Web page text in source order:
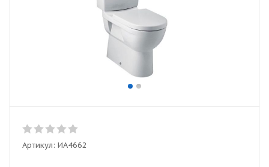
Артикул: ИА4662